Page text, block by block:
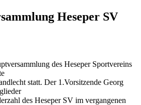
Heseper SV
des Heseper Sportvereins
statt. Der 1.Vorsitzende Georg
des Heseper SV im vergangenen